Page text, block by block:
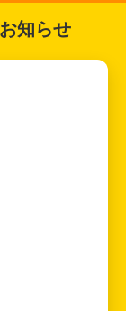
知らせ